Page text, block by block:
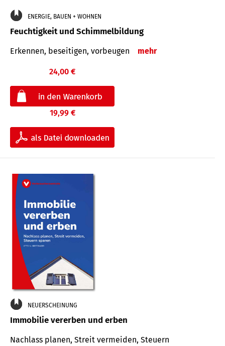
ENERGIE, BAUEN + WOHNEN
Feuchtigkeit und Schimmelbildung
Erkennen, beseitigen, vorbeugen mehr
24,00 €
19,99 €
NEUERSCHEINUNG
Immobilie vererben und erben
Nachlass planen, Streit vermeiden, Steuern